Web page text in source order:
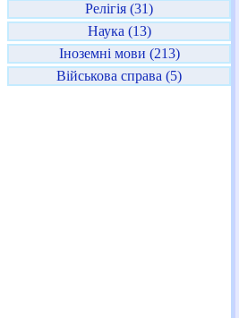
Релігія (31)
Наука (13)
Іноземні мови (213)
Військова справа (5)